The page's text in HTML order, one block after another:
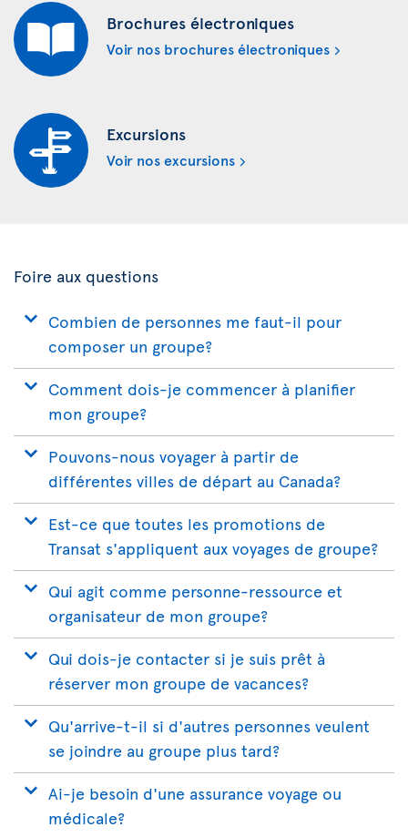
Brochures électroniques
Voir nos brochures électroniques
Excursions
Voir nos excursions
Foire aux questions
Combien de personnes me faut-il pour
composer un groupe?
Comment dois-je commencer à planifier
mon groupe?
Pouvons-nous voyager à partir de
différentes villes de départ au Canada?
Est-ce que toutes les promotions de
Transat s'appliquent aux voyages de groupe?
Qui agit comme personne-ressource et
organisateur de mon groupe?
Qui dois-je contacter si je suis prêt à
réserver mon groupe de vacances?
Qu'arrive-t-il si d'autres personnes veulent
se joindre au groupe plus tard?
Ai-je besoin d'une assurance voyage ou
médicale?